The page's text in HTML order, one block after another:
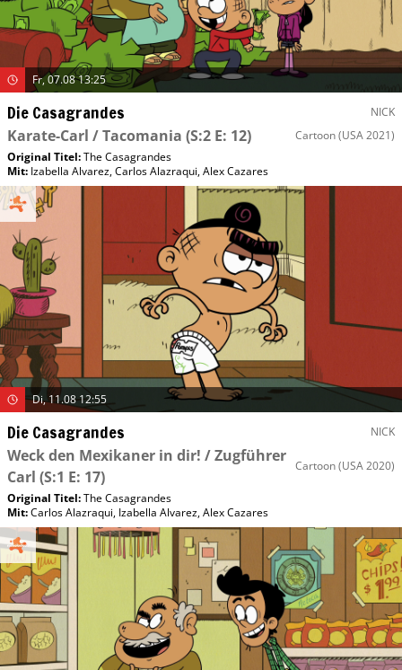
Fr, 07.08 13:25
Die Casagrandes NICK
Karate-Carl / Tacomania (S:2 E: 12) Cartoon(USA 2021)
Original Titel:The Casagrandes
Mit: Izabella Alvarez,Carlos Alazraqui,Alex Cazares
Di, 11.08 12:55
Die Casagrandes NICK
Weck den Mexikaner in dir! / Zugführer
Carl (S:1 E: 17)
Cartoon(USA 2020)
Original Titel:The Casagrandes
Mit:Carlos Alazraqui, Izabella Alvarez,Alex Cazares